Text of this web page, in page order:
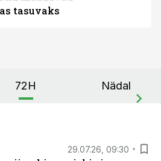
tasuvaks
72H Nädal
29.07.26, 09:30